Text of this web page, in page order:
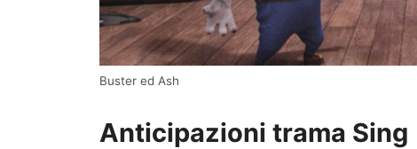
Buster ed Ash
Anticipazioni trama Sing